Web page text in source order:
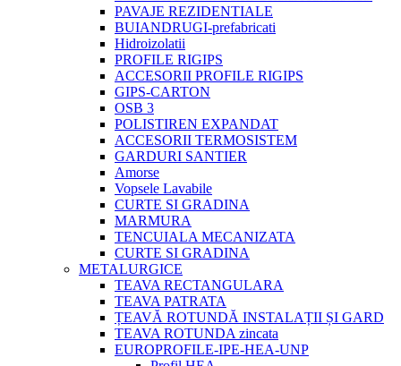
PAVAJE REZIDENTIALE
BUIANDRUGI-prefabricati
Hidroizolatii
PROFILE RIGIPS
ACCESORII PROFILE RIGIPS
GIPS-CARTON
OSB 3
POLISTIREN EXPANDAT
ACCESORII TERMOSISTEM
GARDURI SANTIER
Amorse
Vopsele Lavabile
CURTE SI GRADINA
MARMURA
TENCUIALA MECANIZATA
CURTE SI GRADINA
METALURGICE
TEAVA RECTANGULARA
TEAVA PATRATA
ȚEAVĂ ROTUNDĂ INSTALAȚII ȘI GARD
TEAVA ROTUNDA zincata
EUROPROFILE-IPE-HEA-UNP